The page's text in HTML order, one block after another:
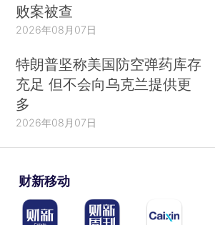
败案被查
2026年08月07日
特朗普坚称美国防空弹药库存
充足 但不会向乌克兰提供更
多
2026年08月07日
财新移动